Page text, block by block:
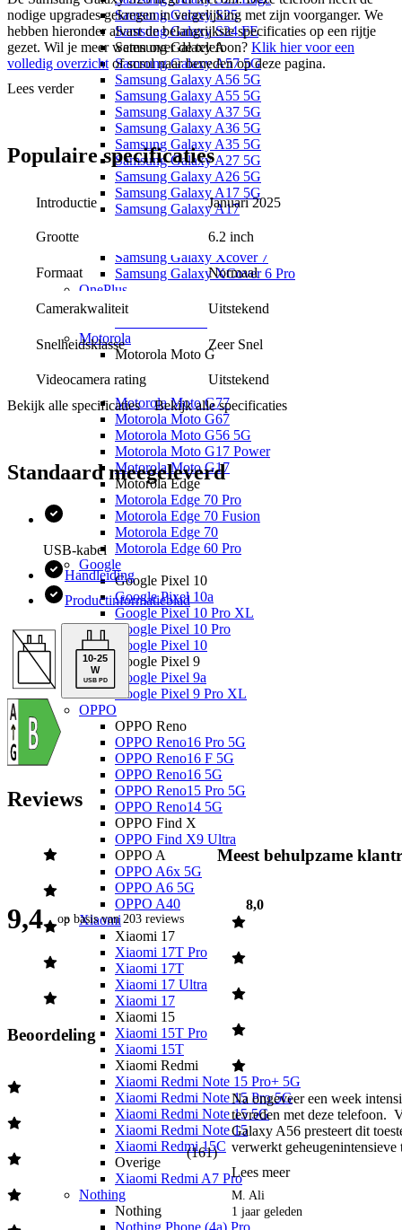
Samsung Galaxy S25
Samsung Galaxy S24 FE
Samsung Galaxy A
Samsung Galaxy A57 5G
Samsung Galaxy A56 5G
Samsung Galaxy A55 5G
Samsung Galaxy A37 5G
Samsung Galaxy A36 5G
Samsung Galaxy A35 5G
Samsung Galaxy A27 5G
Samsung Galaxy A26 5G
Samsung Galaxy A17 5G
Samsung Galaxy A17
Samsung Galaxy X
Samsung Galaxy Xcover 7
Samsung Galaxy XCover 6 Pro
OnePlus
OnePlus Nord
Motorola
Motorola Moto G
Motorola Moto G86 5G
Motorola Moto G77
Motorola Moto G67
Motorola Moto G56 5G
Motorola Moto G17 Power
Motorola Moto G17
Motorola Edge
Motorola Edge 70 Pro
Motorola Edge 70 Fusion
Motorola Edge 70
Motorola Edge 60 Pro
Google
Google Pixel 10
Google Pixel 10a
Google Pixel 10 Pro XL
Google Pixel 10 Pro
Google Pixel 10
Google Pixel 9
Google Pixel 9a
Google Pixel 9 Pro XL
OPPO
OPPO Reno
OPPO Reno16 Pro 5G
OPPO Reno16 F 5G
OPPO Reno16 5G
OPPO Reno15 Pro 5G
OPPO Reno14 5G
OPPO Find X
OPPO Find X9 Ultra
OPPO A
OPPO A6x 5G
OPPO A6 5G
OPPO A40
Xiaomi
Xiaomi 17
Xiaomi 17T Pro
Xiaomi 17T
Xiaomi 17 Ultra
Xiaomi 17
Xiaomi 15
Xiaomi 15T Pro
Xiaomi 15T
Xiaomi Redmi
Xiaomi Redmi Note 15 Pro+ 5G
Xiaomi Redmi Note 15 Pro 5G
Xiaomi Redmi Note 15 5G
Xiaomi Redmi Note 15
Xiaomi Redmi 15C
Overige
Xiaomi Redmi A7 Pro
Nothing
Nothing
Nothing Phone (4a) Pro
nodige upgrades gekregen in vergelijking met zijn voorganger. We
hebben hieronder alvast de belangrijkste specificaties op een rijtje
gezet. Wil je meer weten over de telefoon? Klik hier voor een
volledig overzicht of scrol naar beneden op deze pagina.
6,2 inch Dynamic AMOLED beeldscherm
Nieuwe Galaxy AI-functies in gebruik en camera
50 megapixel groothoekcamera
4000 mAh accu houdt het de hele dag vol
Krachtigste processor ooit met de Snapdragon 8 Elite chip
Werkgeheugen verhoogd naar 12 GB
Beschikbaar in het zilver, lichtgroen, lichtblauw en donkerblauw
Benieuwd naar de andere modellen uit deSamsung Galaxy S25-
? Bekijk hier deSamsung Galaxy S25 Plus
Galaxy S25 Edge
en deSamsung Galaxy S25 Ultra
Lees verder
Populairespecificaties
Introductie Januari 2025
Grootte 6.2 inch
Formaat Normaal
Camerakwaliteit Uitstekend
Snelheidsklasse Zeer Snel
Videocamera rating
Uitstekend
Bekijk alle specificaties
Bekijk alle specificaties
Standaard meegeleverd
USB-kabel
Handleiding
Productinformatieblad
10-25
W
USB PD
Reviews
9,4 op basis van 203 reviews
Beoordeling
(161)
Meest behulpzame
8,0
Na ongeveer een week
tevreden met deze telefoon.
Galaxy A56 presteert dit
verwerkt geheugenintensieve
Lees meer
M. Ali
1 jaar geleden